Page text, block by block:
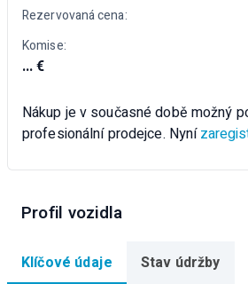
Rezervovaná cena:
Komise:
... €
Nákup je v současné době možný
profesionální prodejce. Nyní
Profil vozidla
Klíčové údaje
Stav údržby